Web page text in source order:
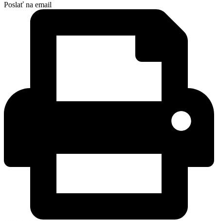
Poslať na email